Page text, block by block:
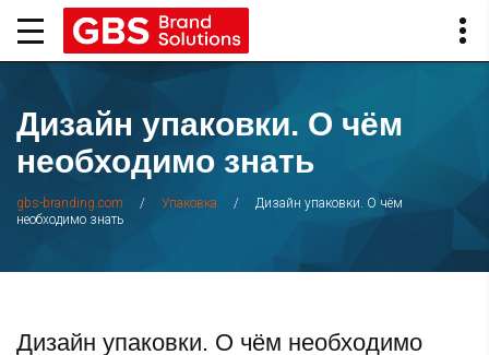
Дизайн упаковки. О чём
необходимо знать
gbs-branding.com / Упаковка /
Дизайн упаковки. О чём
необходимо знать
Дизайн упаковки. О чём необходимо